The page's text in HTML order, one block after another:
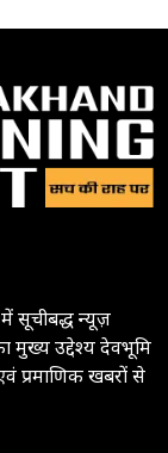
सूचीबद्ध न्यूज़
मुख्य उद्देश्य देवभूमि
प्रमाणिक खबरों से